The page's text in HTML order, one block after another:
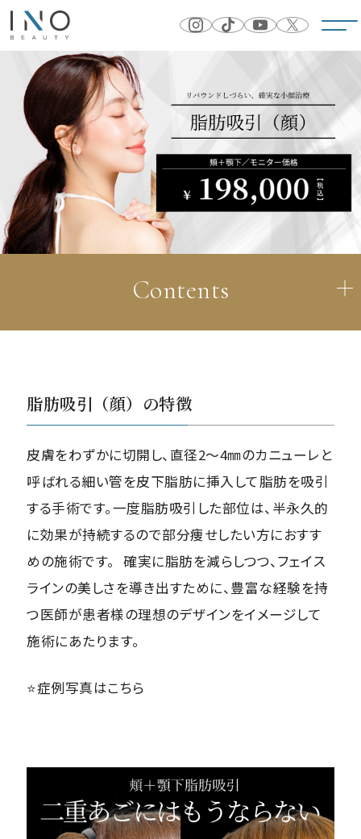
Contents
脂肪吸引（顔）の特徴
皮膚をわずかに切開し、直径2〜4㎜のカニューレと
呼ばれる細い管を皮下脂肪に挿入して脂肪を吸引
する手術です。一度脂肪吸引した部位は、半永久的
に効果が持続するので部分痩せしたい方におすす
めの施術です。 確実に脂肪を減らしつつ、フェイス
ラインの美しさを導き出すために、豊富な経験を持
つ医師が患者様の理想のデザインをイメージして
施術にあたります。
⭐️症例写真はこちら